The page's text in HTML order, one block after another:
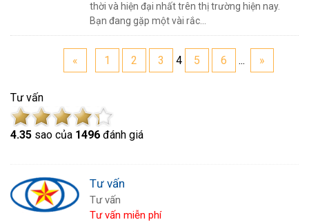
thời và hiện đại nhất trên thị trường hiện nay.
Bạn đang gặp một vài rắc...
« 1 2 3 4 5 6 ... »
Tư vấn
4.35 sao của 1496 đánh giá
Tư vấn
Tư vấn
Tư vấn miễn phí